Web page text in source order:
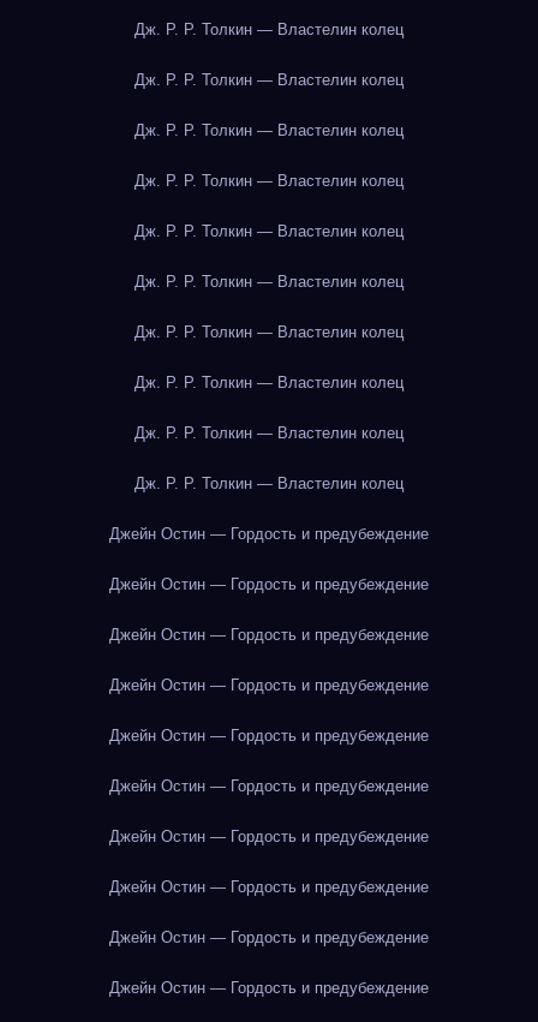
Дж. Р. Р. Толкин — Властелин колец
Дж. Р. Р. Толкин — Властелин колец
Дж. Р. Р. Толкин — Властелин колец
Дж. Р. Р. Толкин — Властелин колец
Дж. Р. Р. Толкин — Властелин колец
Дж. Р. Р. Толкин — Властелин колец
Дж. Р. Р. Толкин — Властелин колец
Дж. Р. Р. Толкин — Властелин колец
Дж. Р. Р. Толкин — Властелин колец
Дж. Р. Р. Толкин — Властелин колец
Джейн Остин — Гордость и предубеждение
Джейн Остин — Гордость и предубеждение
Джейн Остин — Гордость и предубеждение
Джейн Остин — Гордость и предубеждение
Джейн Остин — Гордость и предубеждение
Джейн Остин — Гордость и предубеждение
Джейн Остин — Гордость и предубеждение
Джейн Остин — Гордость и предубеждение
Джейн Остин — Гордость и предубеждение
Джейн Остин — Гордость и предубеждение